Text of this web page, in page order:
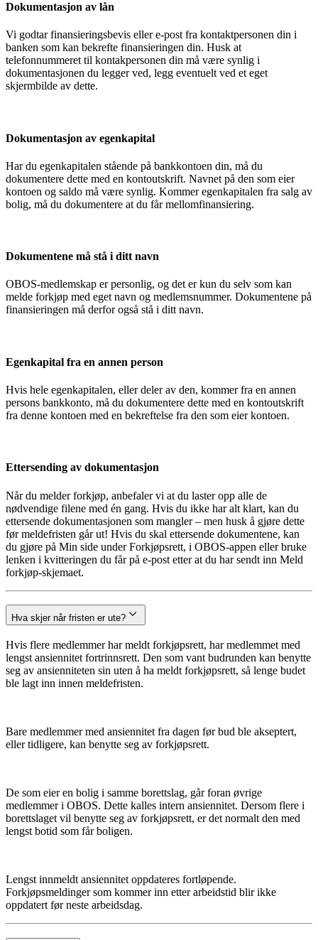
Dokumentasjon av lån
Vi godtar finansieringsbevis eller e-post fra kontaktpersonen din i
banken som kan bekrefte finansieringen din. Husk at
telefonnummeret til kontakpersonen din må være synlig i
dokumentasjonen du legger ved, legg eventuelt ved et eget
skjermbilde av dette.
Dokumentasjon av egenkapital
Har du egenkapitalen stående på bankkontoen din, må du
dokumentere dette med en kontoutskrift. Navnet på den som eier
kontoen og saldo må være synlig. Kommer egenkapitalen fra salg av
bolig, må du dokumentere at du får mellomfinansiering.
Dokumentene må stå i ditt navn
OBOS-medlemskap er personlig, og det er kun du selv som kan
melde forkjøp med eget navn og medlemsnummer. Dokumentene på
finansieringen må derfor også stå i ditt navn.
Egenkapital fra en annen person
Hvis hele egenkapitalen, eller deler av den, kommer fra en annen
persons bankkonto, må du dokumentere dette med en kontoutskrift
fra denne kontoen med en bekreftelse fra den som eier kontoen.
Ettersending av dokumentasjon
Når du melder forkjøp, anbefaler vi at du laster opp alle de
nødvendige filene med én gang. Hvis du ikke har alt klart, kan du
ettersende dokumentasjonen som mangler – men husk å gjøre dette
før meldefristen går ut! Hvis du skal ettersende dokumentene, kan
du gjøre på Min side under Forkjøpsrett, i OBOS-appen eller bruke
lenken i kvitteringen du får på e-post etter at du har sendt inn Meld
forkjøp-skjemaet.
Hva skjer når fristen er ute?
Hvis flere medlemmer har meldt forkjøpsrett, har medlemmet med
lengst ansiennitet fortrinnsrett. Den som vant budrunden kan benytte
seg av ansienniteten sin uten å ha meldt forkjøpsrett, så lenge budet
ble lagt inn innen meldefristen.
Bare medlemmer med ansiennitet fra dagen før bud ble akseptert,
eller tidligere, kan benytte seg av forkjøpsrett.
De som eier en bolig i samme borettslag, går foran øvrige
medlemmer i OBOS. Dette kalles intern ansiennitet. Dersom flere i
borettslaget vil benytte seg av forkjøpsrett, er det normalt den med
lengst botid som får boligen.
Lengst innmeldt ansiennitet oppdateres fortløpende.
Forkjøpsmeldinger som kommer inn etter arbeidstid blir ikke
oppdatert før neste arbeidsdag.